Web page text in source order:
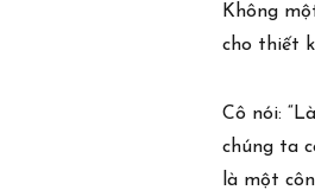
Không
cho thiết
Cô nói:
chúng ta
là một
3D Center, #3 Đường Duy
Phường Cầu Giấy, Hà Nội,
Lô E3, Đường Thành Công,
Xã Đan Phượng, Hà Nội,